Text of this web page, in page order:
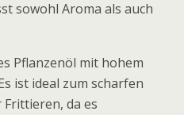
sowohl Aroma als auch
Pflanzenöl mit hohem
ist ideal zum scharfen
da es